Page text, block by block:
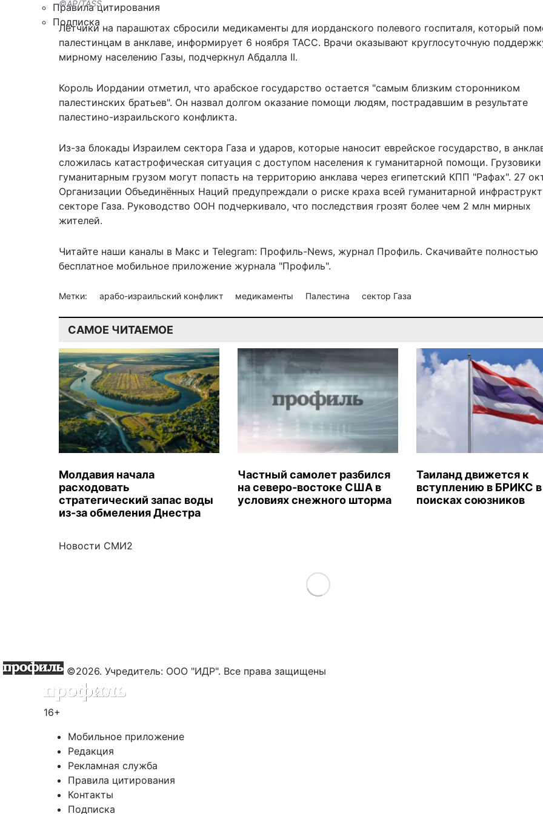
Правила цитирования
Подписка
©AP/TASS
Летчики на парашютах сбросили медикаменты для иорданского полевого госпиталя, который
палестинцам в анклаве, информирует 6 ноября ТАСС. Врачи оказывают круглосуточную
мирному населению Газы, подчеркнул Абдалла II.
Король Иордании отметил, что арабское государство остается "самым близким сторонником
палестинских братьев". Он назвал долгом оказание помощи людям, пострадавшим в результате
палестино-израильского конфликта.
Из-за блокады Израилем сектора Газа и ударов, которые наносит еврейское государство, в
сложилась катастрофическая ситуация с доступом населения к гуманитарной помощи.
гуманитарным грузом могут попасть на территорию анклава через египетский КПП "Рафах". 27
Организации Объединённых Наций предупреждали о риске краха всей гуманитарной
секторе Газа. Руководство ООН подчеркивало, что последствия грозят более чем 2 млн мирных
жителей.
Читайте наши каналы в Макс и Telegram: Профиль-News, журнал Профиль. Скачивайте полностью
бесплатное мобильное приложение журнала "Профиль".
Метки: арабо-израильский конфликт медикаменты Палестина сектор Газа
САМОЕ ЧИТАЕМОЕ
Молдавия начала
расходовать
стратегический запас воды
из-за обмеления Днестра
Частный самолет разбился
на северо-востоке США в
условиях снежного шторма
Таиланд движется к
вступлению в БРИКС в
поисках союзников
Новости СМИ2
Load More
©2026. Учредитель: ООО "ИДР". Все права защищены
16+
Мобильное приложение
Редакция
Рекламная служба
Правила цитирования
Контакты
Подписка